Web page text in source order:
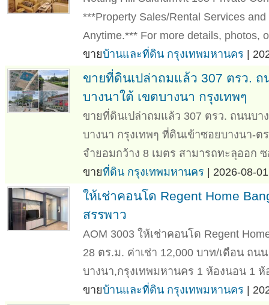
***Property Sales/Rental Services
Anytime.*** For more details, photos,
ขายบ้านและที่ดิน กรุงเทพมหานคร |
ขายที่ดินเปล่าถมแล้ว 307 ตรว.
บางนาใต้ เขตบางนา กรุงเทพๆ
ขายที่ดินเปล่าถมแล้ว 307 ตรว. ถนนบา
บางนา กรุงเทพๆ ที่ดินเข้าซอยบางนา-ต
จำยอมกว้าง 8 เมตร สามารถทะลุออก
ขายที่ดิน กรุงเทพมหานคร | 2026-08-
ให้เช่าคอนโด Regent Home
สรรพาว
AOM 3003 ให้เช่าคอนโด Regent
28 ตร.ม. ค่าเช่า 12,000 บาท/เดือน ถน
บางนา,กรุงเทพมหานคร 1 ห้องนอน 1 ห้
ขายบ้านและที่ดิน กรุงเทพมหานคร |